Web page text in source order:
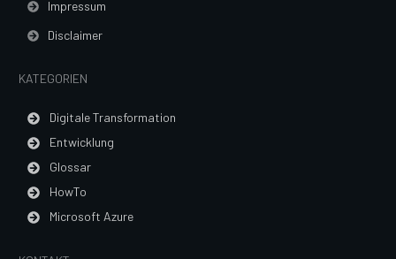
Impressum
Disclaimer
KATEGORIEN
Digitale Transformation
Entwicklung
Glossar
HowTo
Microsoft Azure